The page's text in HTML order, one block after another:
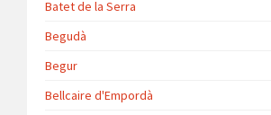
Batet de la Serra
Begudà
Begur
Bellcaire d'Empordà